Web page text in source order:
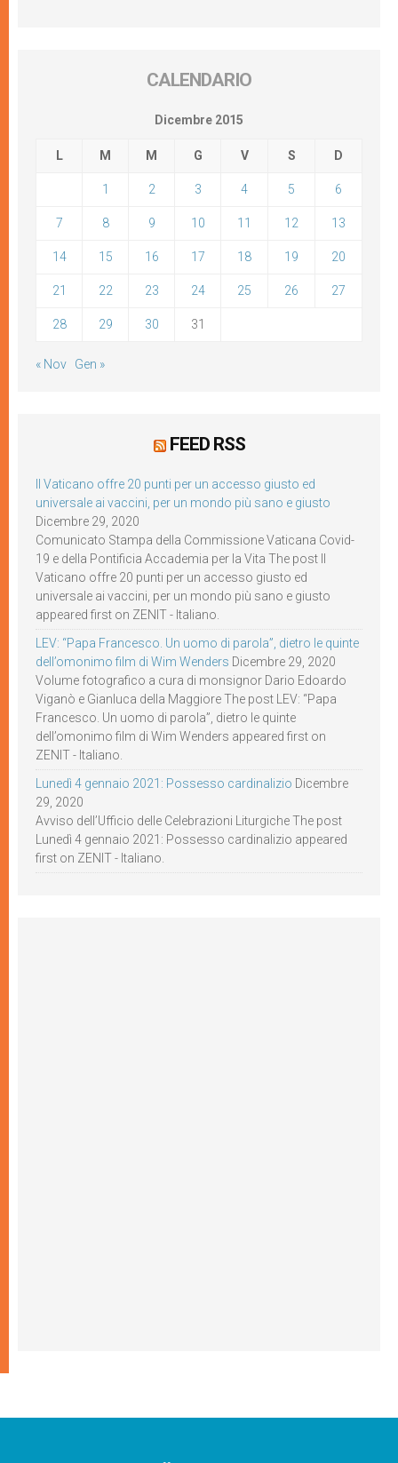
CALENDARIO
Dicembre 2015
L M M G V S D
1 2 3 4 5 6
7 8 9 10 11 12 13
14 15 16 17 18 19 20
21 22 23 24 25 26 27
28 29 30 31
« Nov Gen »
FEED RSS
Il Vaticano offre 20 punti per un accesso giusto ed
universale ai vaccini, per un mondo più sano e giusto
Dicembre 29, 2020
Comunicato Stampa della Commissione Vaticana Covid-
19 e della Pontificia Accademia per la Vita The post Il
Vaticano offre 20 punti per un accesso giusto ed
universale ai vaccini, per un mondo più sano e giusto
appeared first on ZENIT - Italiano.
LEV: “Papa Francesco. Un uomo di parola”, dietro le quinte
dell’omonimo film di Wim Wenders Dicembre 29, 2020
Volume fotografico a cura di monsignor Dario Edoardo
Viganò e Gianluca della Maggiore The post LEV: “Papa
Francesco. Un uomo di parola”, dietro le quinte
dell’omonimo film di Wim Wenders appeared first on
ZENIT - Italiano.
Lunedì 4 gennaio 2021: Possesso cardinalizio Dicembre
29, 2020
Avviso dell’Ufficio delle Celebrazioni Liturgiche The post
Lunedì 4 gennaio 2021: Possesso cardinalizio appeared
first on ZENIT - Italiano.